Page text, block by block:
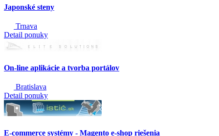
Japonské steny
Trnava
Detail ponuky
On-line aplikácie a tvorba portálov
Bratislava
Detail ponuky
E-commerce systémy - Magento e-shop riešenia